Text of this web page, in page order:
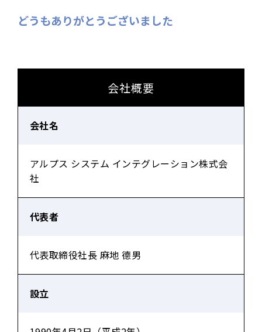
どうもありがとうございました
会社概要
会社名
アルプス システム インテグレーション株式会
社
代表者
代表取締役社長 麻地 德男
設立